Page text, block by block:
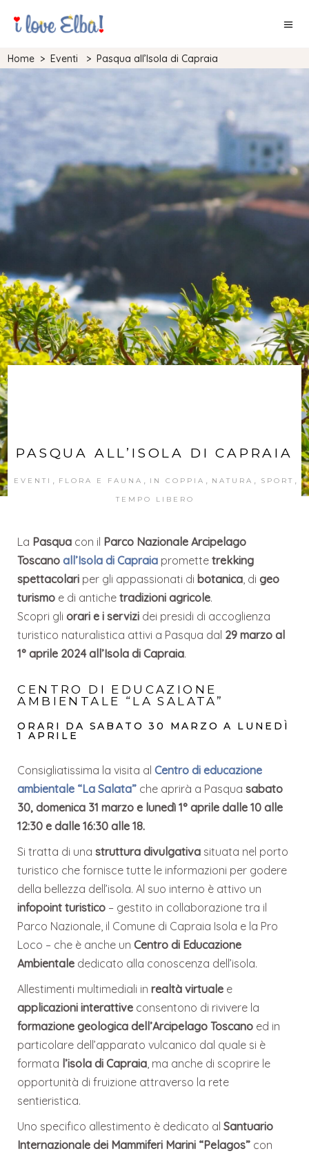
Home >Eventi >Pasqua all’Isola di Capraia
PASQUA ALL’ISOLA DI CAPRAIA
EVENTI , FLORA E FAUNA , IN COPPIA , NATURA , SPORT ,
TEMPO LIBERO
La Pasqua con il Parco Nazionale Arcipelago
Toscano all’Isola di Capraia promettetrekking
spettacolari per gli appassionati dibotanica, digeo
turismo e di antichetradizioni agricole.
Scopri gliorari e i servizi dei presidi di accoglienza
turistico naturalistica attivi a Pasqua dal 29 marzo al
1° aprile 2024 all’Isola di Capraia.
CENTRO DI EDUCAZIONE
AMBIENTALE “LA SALATA”
ORARI DA SABATO 30 MARZO A LUNEDÌ
1 APRILE
Consigliatissima la visita alCentro di educazione
ambientale “La Salata” che aprirà a Pasquasabato
30, domenica 31 marzo e lunedì 1° aprile dalle 10 alle
12:30 e dalle 16:30 alle 18.
Si tratta di unastruttura divulgativa situata nel porto
turistico che fornisce tutte le informazioni per godere
della bellezza dell’isola. Al suo interno è attivo un
infopoint turistico – gestito in collaborazione tra il
Parco Nazionale, il Comune di Capraia Isola e la Pro
Loco – che è anche unCentro di Educazione
Ambientale dedicato alla conoscenza dell’isola.
Allestimenti multimediali inrealtà virtuale e
applicazioni interattive consentono di rivivere la
formazione geologica dell’Arcipelago Toscano ed in
particolare dell’apparato vulcanico dal quale si è
formata l’isola di Capraia, ma anche di scoprire le
opportunità di fruizione attraverso la rete
sentieristica.
Uno specifico allestimento è dedicato alSantuario
Internazionale dei Mammiferi Marini “Pelagos” con